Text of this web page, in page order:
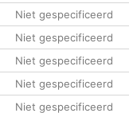
Niet gespecificeerd
Niet gespecificeerd
Niet gespecificeerd
Niet gespecificeerd
Niet gespecificeerd